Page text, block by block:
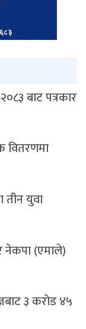
बाट पत्रकार
तीन युवा
नेकपा (एमाले)
३ करोड ४५